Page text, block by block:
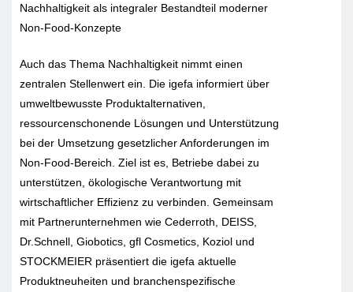
Nachhaltigkeit als integraler Bestandteil moderner
Non-Food-Konzepte
Auch das Thema Nachhaltigkeit nimmt einen
zentralen Stellenwert ein. Die igefa informiert über
umweltbewusste Produktalternativen,
ressourcenschonende Lösungen und Unterstützung
bei der Umsetzung gesetzlicher Anforderungen im
Non-Food-Bereich. Ziel ist es, Betriebe dabei zu
unterstützen, ökologische Verantwortung mit
wirtschaftlicher Effizienz zu verbinden. Gemeinsam
mit Partnerunternehmen wie Cederroth, DEISS,
Dr.Schnell, Giobotics, gfl Cosmetics, Koziol und
STOCKMEIER präsentiert die igefa aktuelle
Produktneuheiten und branchenspezifische